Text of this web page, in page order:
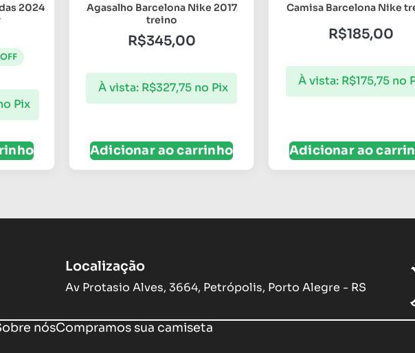
2024
Pix
Agasalho Barcelona Nike 2017
treino
R$345,00
À vista: R$327,75 no Pix
Adicionar ao carrinho
Camisa Barcelona Nike
R$185,00
À vista: R$175,75 no
Adicionar ao
Localização
Av Protasio Alves, 3664, Petrópolis, Porto Alegre - RS
nósCompramos sua camiseta